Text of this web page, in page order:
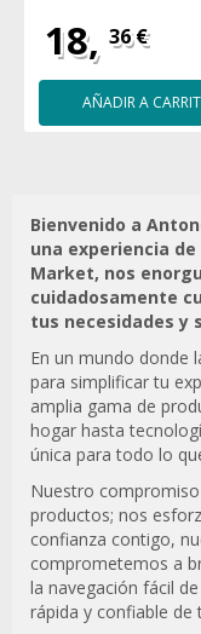
18, 36 €
AÑADIR A
Bienvenido a
una experiencia
Market, nos
cuidadosamente
tus necesidades y
En un mundo donde
para simplificar tu
amplia gama de
hogar hasta
única para todo lo
Nuestro
productos; nos
confianza contigo,
comprometemos a
la navegación fácil
rápida y confiable de